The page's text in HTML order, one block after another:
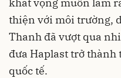
thiện với môi trường,
Thanh đã vượt qua
đưa Haplast trở
quốc tế.